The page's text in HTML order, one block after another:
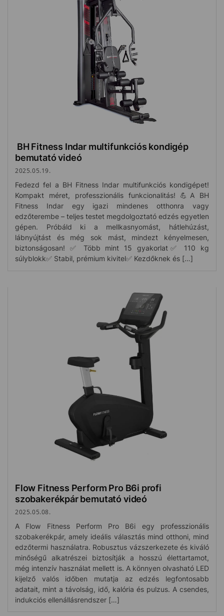
BH Fitness Indar multifunkciós kondigép
bemutató videó
2025.05.19.
Fedezd fel a BH Fitness Indar multifunkciós kondigépet!
Kompakt méret, professzionális funkcionalitás! 💪A BH
Fitness Indar egy igazi mindenes otthonra vagy
edzőterembe – teljes testet megdolgoztató edzés egyetlen
gépen. Próbáld ki a mellkasnyomást, hátlehúzást,
lábnyújtást és még sok mást, mindezt kényelmesen,
biztonságosan! ✅ Több mint 15 gyakorlat✅ 110 kg
súlyblokk✅ Stabil, prémium kivitel✅ Kezdőknek és […]
Flow Fitness Perform Pro B6i profi
szobakerékpár bemutató videó
2025.05.08.
A Flow Fitness Perform Pro B6i egy professzionális
szobakerékpár, amely ideális választás mind otthoni, mind
edzőtermi használatra. Robusztus vázszerkezete és kiváló
minőségű alkatrészei biztosítják a hosszú élettartamot,
még intenzív használat mellett is. A könnyen olvasható LED
kijelző valós időben mutatja az edzés legfontosabb
adatait, mint a távolság, idő, kalória és pulzus. A csendes,
indukciós ellenállásrendszer […]